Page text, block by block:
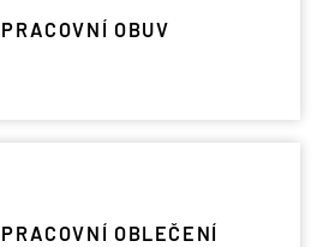
PRACOVNÍ OBUV
PRACOVNÍ OBLEČENÍ